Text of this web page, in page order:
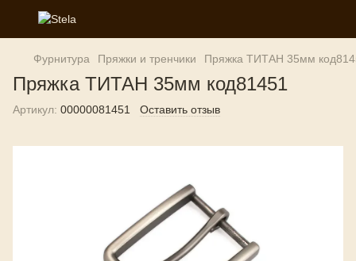
Фурнитура Пряжки и тренчики Пряжка ТИТАН 35мм
Пряжка ТИТАН 35мм код81451
Артикул: 00000081451 Оставить отзыв